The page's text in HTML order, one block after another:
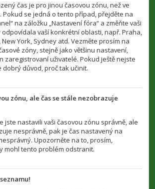
čas je pro jinou časovou zónu, než ve
Pokud se jedná o tento případ, přejděte na
na záložku „Nastavení fóra“ a změňte vaši
vaší konkrétní oblasti, např. Praha,
York, Sydney atd. Vezměte prosím na
zóny, stejně jako většinu nastavení,
zaregistrovaní uživatelé. Pokud ještě nejste
důvod, proč tak učinit.
zónu, ale čas se stále nezobrazuje
jste nastavili vaši časovou zónu správně, ale
nesprávně, pak je čas nastavený na
Upozorněte na to, prosím,
mohl tento problém odstranit.